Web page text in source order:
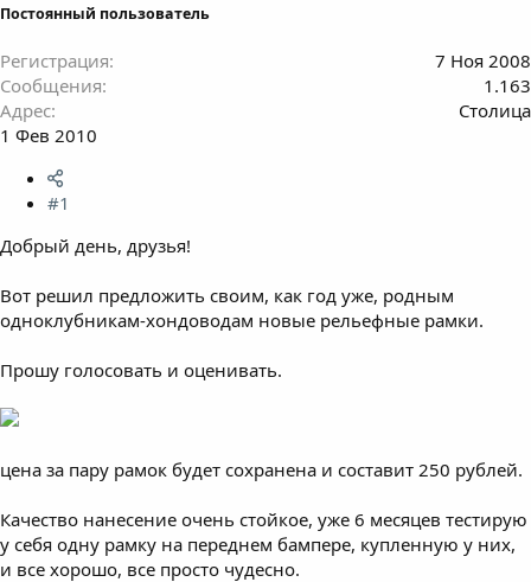
Постоянный пользователь
Регистрация
7 Ноя 2008
Сообщения
1.163
Адрес
Столица
1 Фев 2010
#1
Добрый день, друзья!
Вот решил предложить своим, как год уже, родным
одноклубникам-хондоводам новые рельефные рамки.
Прошу голосовать и оценивать.
цена за пару рамок будет сохранена и составит 250 рублей.
Качество нанесение очень стойкое, уже 6 месяцев тестирую
у себя одну рамку на переднем бампере, купленную у них,
и все хорошо, все просто чудесно.